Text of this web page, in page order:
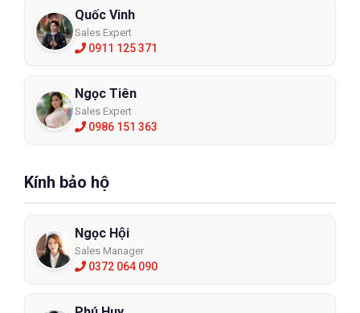
Quốc Vinh
Sales Expert
0911 125 371
Ngọc Tiên
Sales Expert
0986 151 363
Kính bảo hộ
Ngọc Hội
Sales Manager
0372 064 090